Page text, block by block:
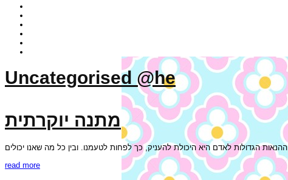
Uncategorised @he
מתנה יוקרתית
read more